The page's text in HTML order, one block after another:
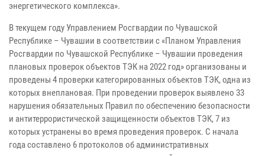
энергетического комплекса».
В текущем году Управлением Росгвардии по Чувашской
Республике – Чувашии в соответствии с «Планом Управления
Росгвардии по Чувашской Республике – Чувашии проведения
плановых проверок объектов ТЭК на 2022 год» организованы и
проведены 4 проверки категорированных объектов ТЭК, одна из
которых внеплановая. При проведении проверок выявлено 33
нарушения обязательных Правил по обеспечению безопасности
и антитеррористической защищенности объектов ТЭК, 7 из
которых устранены во время проведения проверок. С начала
года составлено 6 протоколов об административных